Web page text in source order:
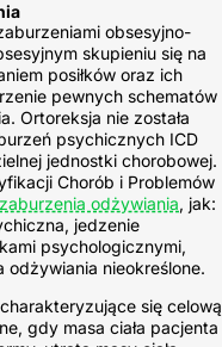
obsesyjno-
skupieniu się na
posiłków oraz ich
pewnych schematów
Ortoreksja nie została
psychicznych ICD
jednostki chorobowej.
Chorób i Problemów
zaburzenia odżywiania, jak:
jedzenie
psychologicznymi,
odżywiania nieokreślone.
się celową
gdy masa ciała pacjenta